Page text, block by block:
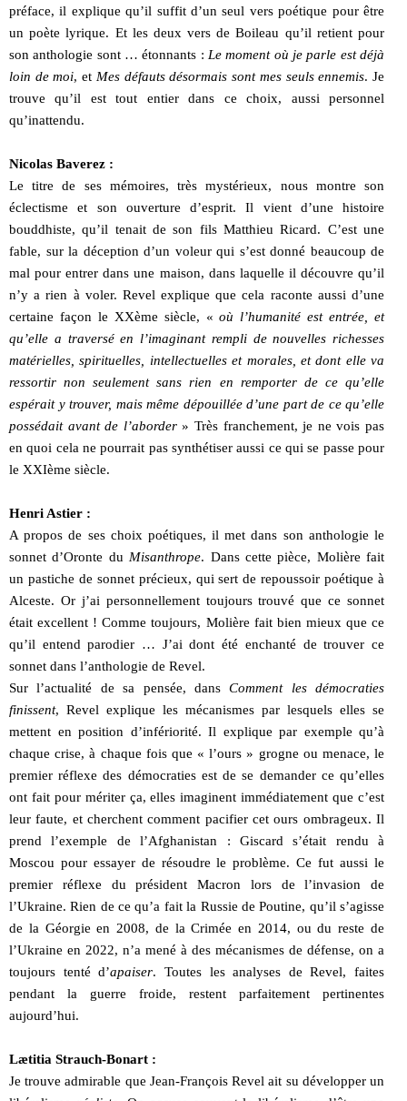
préface, il explique qu’il suffit d’un seul vers poétique pour être
un poète lyrique. Et les deux vers de Boileau qu’il retient pour
son anthologie sont … étonnants : Le moment où je parle est déjà
loin de moi, et Mes défauts désormais sont mes seuls ennemis. Je
trouve qu’il est tout entier dans ce choix, aussi personnel
qu’inattendu.
Nicolas Baverez :
Le titre de ses mémoires, très mystérieux, nous montre son
éclectisme et son ouverture d’esprit. Il vient d’une histoire
bouddhiste, qu’il tenait de son fils Matthieu Ricard. C’est une
fable, sur la déception d’un voleur qui s’est donné beaucoup de
mal pour entrer dans une maison, dans laquelle il découvre qu’il
n’y a rien à voler. Revel explique que cela raconte aussi d’une
certaine façon le XXème siècle, «où l’humanité est entrée, et
qu’elle a traversé en l’imaginant rempli de nouvelles richesses
matérielles, spirituelles, intellectuelles et morales, et dont elle va
ressortir non seulement sans rien en remporter de ce qu’elle
espérait y trouver, mais même dépouillée d’une part de ce qu’elle
possédait avant de l’aborder» Très franchement, je ne vois pas
en quoi cela ne pourrait pas synthétiser aussi ce qui se passe pour
le XXIème siècle.
Henri Astier :
A propos de ses choix poétiques, il met dans son anthologie le
sonnet d’Oronte du Misanthrope. Dans cette pièce, Molière fait
un pastiche de sonnet précieux, qui sert de repoussoir poétique à
Alceste. Or j’ai personnellement toujours trouvé que ce sonnet
était excellent ! Comme toujours, Molière fait bien mieux que ce
qu’il entend parodier … J’ai dont été enchanté de trouver ce
sonnet dans l’anthologie de Revel.
Sur l’actualité de sa pensée, dansComment les démocraties
finissent, Revel explique les mécanismes par lesquels elles se
mettent en position d’infériorité. Il explique par exemple qu’à
chaque crise, à chaque fois que « l’ours » grogne ou menace, le
premier réflexe des démocraties est de se demander ce qu’elles
ont fait pour mériter ça, elles imaginent immédiatement que c’est
leur faute, et cherchent comment pacifier cet ours ombrageux. Il
prend l’exemple de l’Afghanistan : Giscard s’était rendu à
Moscou pour essayer de résoudre le problème. Ce fut aussi le
premier réflexe du président Macron lors de l’invasion de
l’Ukraine. Rien de ce qu’a fait la Russie de Poutine, qu’il s’agisse
de la Géorgie en 2008, de la Crimée en 2014, ou du reste de
l’Ukraine en 2022, n’a mené à des mécanismes de défense, on a
toujours tenté d’apaiser. Toutes les analyses de Revel, faites
pendant la guerre froide, restent parfaitement pertinentes
aujourd’hui.
Lætitia Strauch-Bonart :
Je trouve admirable que Jean-François Revel ait su développer un